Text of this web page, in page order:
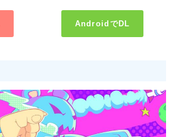
AndroidでDL